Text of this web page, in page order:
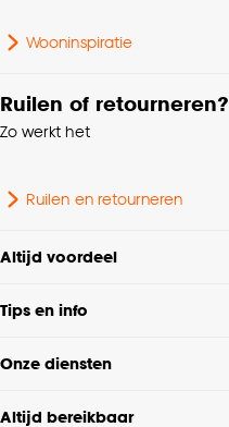
Wooninspiratie
Ruilen of retourneren?
Zo werkt het
Ruilen en retourneren
Altijd voordeel
Tips en info
Onze diensten
Altijd bereikbaar